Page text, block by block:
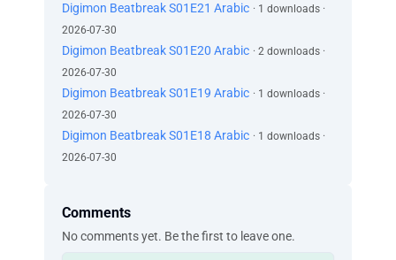
ماكوتو، أترين ذلك؟
إنّه فانبيمون
معه
...تطوُّر بريستيمون
Digimon Beatbreak S01E21 Arabic · 1 downloads ·
2026-07-30
Digimon Beatbreak S01E20 Arabic · 2 downloads ·
2026-07-30
Digimon Beatbreak S01E19 Arabic · 1 downloads ·
2026-07-30
Digimon Beatbreak S01E18 Arabic · 1 downloads ·
2026-07-30
Comments
No comments yet. Be the first to leave one.